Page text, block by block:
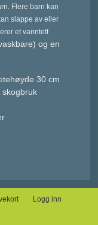
Flere barn kan
slappe av eller
et vanntett
og en
30 cm
Logg inn